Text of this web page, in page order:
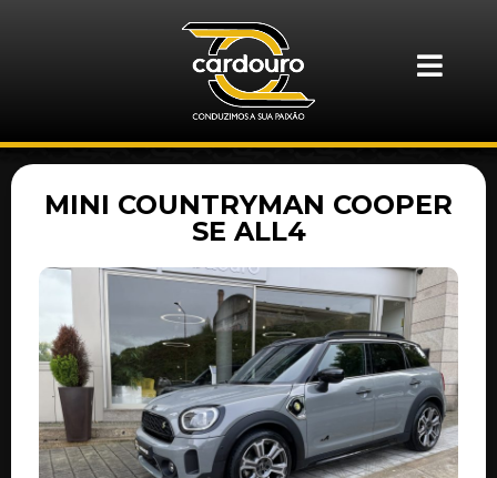
MINI COUNTRYMAN COOPER
SE ALL4